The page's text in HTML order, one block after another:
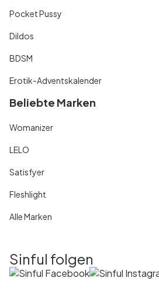
Pocket Pussy
Dildos
BDSM
Erotik-Adventskalender
Beliebte Marken
Womanizer
LELO
Satisfyer
Fleshlight
Alle Marken
Sinful folgen